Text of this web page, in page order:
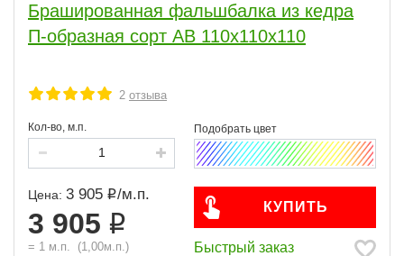
Брашированная фальшбалка из кедра
П-образная сорт АВ 110x110x110
2 отзыва
Кол-во, м.п.
Цена: 3 905 /м.п.
3 905
= 1 м.п. (1,00м.п.)
КУПИТЬ
Быстрый заказ